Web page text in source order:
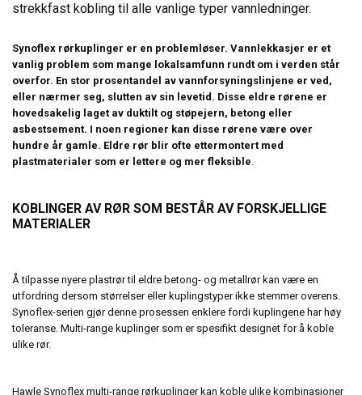
strekkfast kobling til alle vanlige typer vannledninger.
Synoflex rørkuplinger er en problemløser. Vannlekkasjer er et
vanlig problem som mange lokalsamfunn rundt om i verden står
overfor. En stor prosentandel av vannforsyningslinjene er ved,
eller nærmer seg, slutten av sin levetid. Disse eldre rørene er
hovedsakelig laget av duktilt og støpejern, betong eller
asbestsement. I noen regioner kan disse rørene være over
hundre år gamle. Eldre rør blir ofte ettermontert med
plastmaterialer som er lettere og mer fleksible.
KOBLINGER AV RØR SOM BESTÅR AV FORSKJELLIGE
MATERIALER
Å tilpasse nyere plastrør til eldre betong- og metallrør kan være en
utfordring dersom størrelser eller kuplingstyper ikke stemmer overens.
Synoflex-serien gjør denne prosessen enklere fordi kuplingene har høy
toleranse. Multi-range kuplinger som er spesifikt designet for å koble
ulike rør.
Hawle Synoflex multi-range rørkuplinger kan koble ulike kombinasjoner